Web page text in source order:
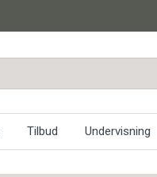
Tilbud Undervisning